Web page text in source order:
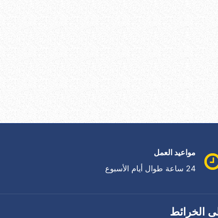
مواعيد العمل
24 ساعة طوال أيام الأسبوع
الخرائط